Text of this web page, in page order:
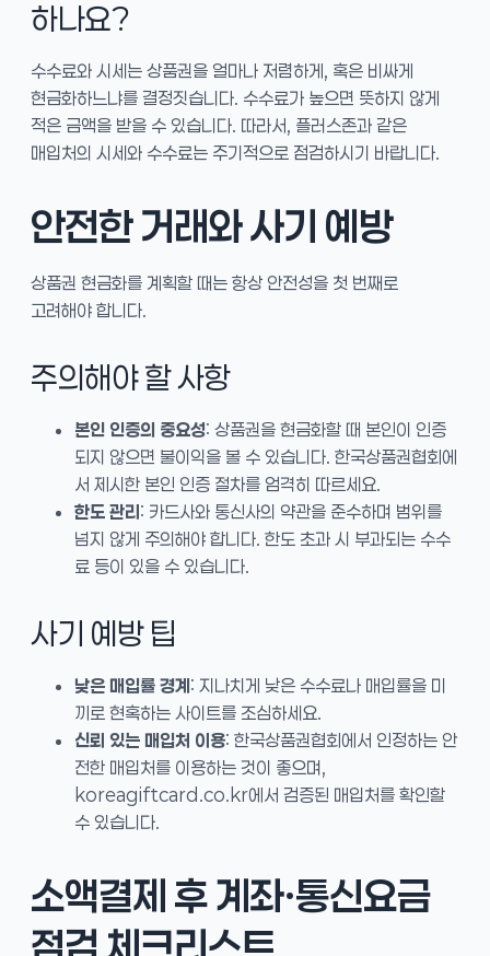
하나요?
수수료와 시세는 상품권을 얼마나 저렴하게, 혹은 비싸게
현금화하느냐를 결정짓습니다. 수수료가 높으면 뜻하지 않게
적은 금액을 받을 수 있습니다. 따라서, 플러스존과 같은
매입처의 시세와 수수료는 주기적으로 점검하시기 바랍니다.
안전한 거래와 사기 예방
상품권 현금화를 계획할 때는 항상 안전성을 첫 번째로
고려해야 합니다.
주의해야 할 사항
본인 인증의 중요성: 상품권을 현금화할 때 본인이 인증
되지 않으면 불이익을 볼 수 있습니다. 한국상품권협회에
서 제시한 본인 인증 절차를 엄격히 따르세요.
한도 관리: 카드사와 통신사의 약관을 준수하며 범위를
넘지 않게 주의해야 합니다. 한도 초과 시 부과되는 수수
료 등이 있을 수 있습니다.
사기 예방 팁
낮은 매입률 경계: 지나치게 낮은 수수료나 매입률을 미
끼로 현혹하는 사이트를 조심하세요.
신뢰 있는 매입처 이용: 한국상품권협회에서 인정하는 안
전한 매입처를 이용하는 것이 좋으며,
koreagiftcard.co.kr에서 검증된 매입처를 확인할
수 있습니다.
소액결제 후 계좌·통신요금
점검 체크리스트